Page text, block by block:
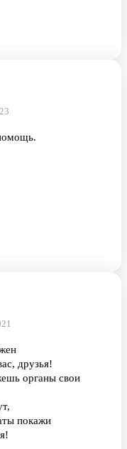
друзья!
органы свои
покажи